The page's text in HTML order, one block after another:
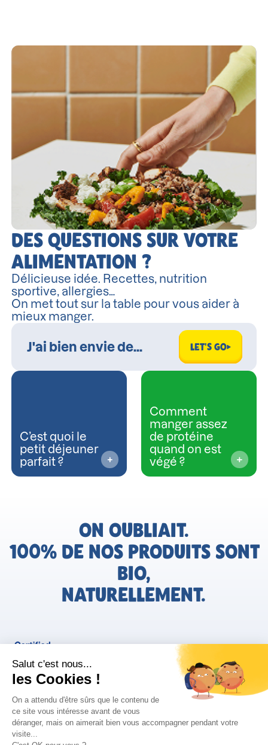
DES QUESTIONS SUR VOTRE
ALIMENTATION ?
Délicieuse idée. Recettes, nutrition
sportive, allergies…
On met tout sur la table pour vous aider à
mieux manger.
LET'S GO
C’est quoi le
petit déjeuner
parfait ?
Comment
manger assez
de protéine
quand on est
végé ?
ON OUBLIAIT.
100% DE NOS PRODUITS SONT
BIO,
NATURELLEMENT.
FR
Bjorg pour les pros
Politique de confidentialité
Instagram Facebook
Retrouvez les informations AGEC de nos produits sur le site